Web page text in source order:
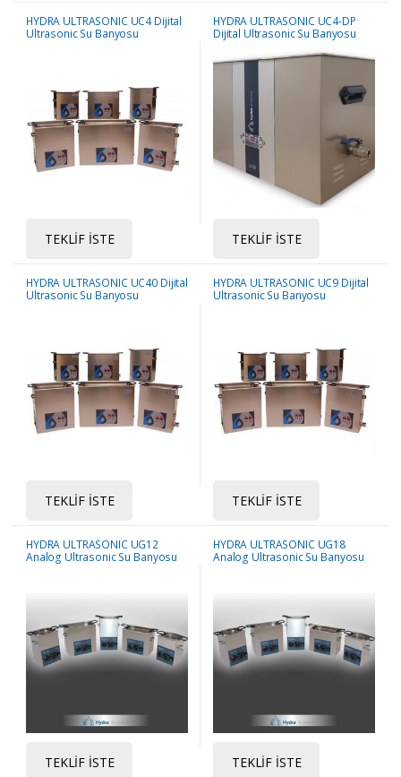
HYDRA ULTRASONIC UC4 Dijital
Ultrasonic Su Banyosu
TEKLIF İSTE
HYDRA ULTRASONIC UC4-DP
Dijital Ultrasonic Su Banyosu
TEKLIF İSTE
HYDRA ULTRASONIC UC40 Dijital
Ultrasonic Su Banyosu
TEKLIF İSTE
HYDRA ULTRASONIC UC9 Dijital
Ultrasonic Su Banyosu
TEKLIF İSTE
HYDRA ULTRASONIC UG12
Analog Ultrasonic Su Banyosu
TEKLIF İSTE
HYDRA ULTRASONIC UG18
Analog Ultrasonic Su Banyosu
TEKLIF İSTE